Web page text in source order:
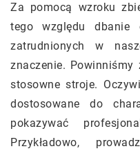
Za pomocą wzroku
tego względu dbanie
zatrudnionych w
znaczenie. Powinniśmy
stosowne stroje.
dostosowane do
pokazywać
Przykładowo,